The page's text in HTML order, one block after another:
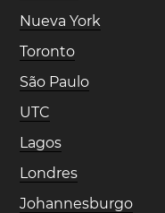
Nueva York
Toronto
São Paulo
UTC
Lagos
Londres
Johannesburgo